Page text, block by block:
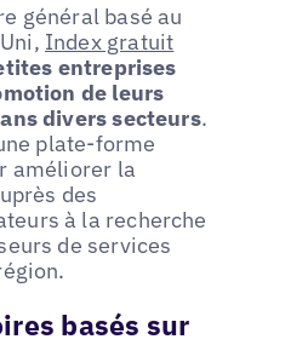
général basé au
Index gratuit
entreprises
de leurs
divers secteurs.
plate-forme
améliorer la
des
à la recherche
de services
basés sur